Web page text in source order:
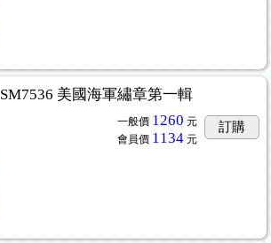
SM7536 美國海軍繡章第一輯
一般價 1260 元
會員價 1134 元
訂購